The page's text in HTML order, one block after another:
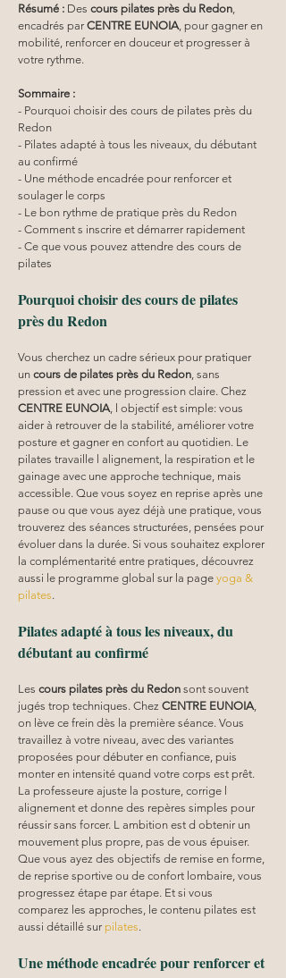
Résumé : Des cours pilates près du Redon
encadrés par CENTRE EUNOIA , pour gagner en
mobilité, renforcer en douceur et progresser à
votre rythme.
Sommaire :
- Pourquoi choisir des cours de pilates près du
Redon
- Pilates adapté à tous les niveaux, du débutant
au confirmé
- Une méthode encadrée pour renforcer et
soulager le corps
- Le bon rythme de pratique près du Redon
- Comment s inscrire et démarrer rapidement
- Ce que vous pouvez attendre des cours de
pilates
Pourquoi choisir des cours de pilates
près du Redon
Vous cherchez un cadre sérieux pour pratiquer
un cours de pilates près du Redon , sans
pression et avec une progression claire. Chez
CENTRE EUNOIA , l objectif est simple: vous
aider à retrouver de la stabilité, améliorer votre
posture et gagner en confort au quotidien. Le
pilates travaille l alignement, la respiration et le
gainage avec une approche technique, mais
accessible. Que vous soyez en reprise après une
pause ou que vous ayez déjà une pratique, vous
trouverez des séances structurées, pensées pour
évoluer dans la durée. Si vous souhaitez explorer
la complémentarité entre pratiques, découvrez
aussi le programme global sur la page yoga &
pilates.
Pilates adapté à tous les niveaux, du
débutant au confirmé
Les cours pilates près du Redon sont souvent
jugés trop techniques. Chez CENTRE EUNOIA
on lève ce frein dès la première séance. Vous
travaillez à votre niveau, avec des variantes
proposées pour débuter en confiance, puis
monter en intensité quand votre corps est prêt.
La professeure ajuste la posture, corrige l
alignement et donne des repères simples pour
réussir sans forcer. L ambition est d obtenir un
mouvement plus propre, pas de vous épuiser.
Que vous ayez des objectifs de remise en forme,
de reprise sportive ou de confort lombaire, vous
progressez étape par étape. Et si vous
comparez les approches, le contenu pilates est
aussi détaillé sur pilates.
Une méthode encadrée pour renforcer et